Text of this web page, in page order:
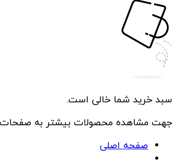
سبد خرید شما خالی است.
جهت مشاهده محصولات بیشتر به صفحات
صفحه اصلی